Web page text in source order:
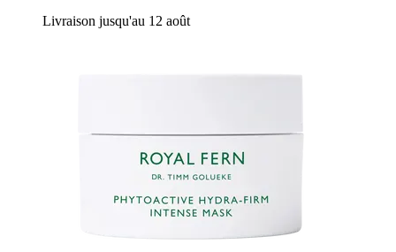
Livraison jusqu'au 12 août